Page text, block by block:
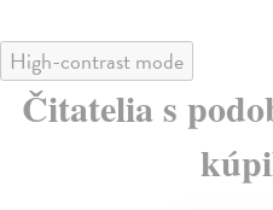
High-contrast mode
Čitatelia s